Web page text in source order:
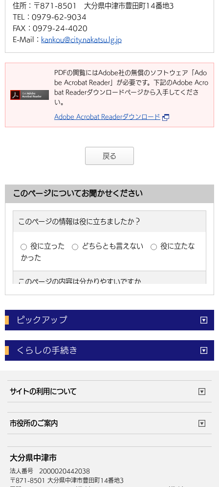
住所： 〒871-8501 大分県中津市豊田町14番地3
TEL： 0979-62-9034
FAX： 0979-24-4020
E-Mail： kankou@city.nakatsu.lg.jp
PDFの閲覧にはAdobe社の無償のソフトウェア「Ado
be Acrobat Reader」が必要です。下記のAdobe Acro
bat Readerダウンロードページから入手してくださ
い。
Adobe Acrobat Readerダウンロード
戻る
このページについてお聞かせください
ピックアップ
電子申請 窓口の混雑状況
体育施設予約状況 ご意見・ご要望
くらしの手続き
成人・仕事
住まい・引越 ごみ・環境
健康・医療 障がい・福祉
高齢・介護
サイトの利用について
サイトマップ
市役所のご案内
庁舎地図 組織案内
中津市へのアクセス
大分県中津市
法人番号 2000020442038
〒871-8501 大分県中津市豊田町14番地3